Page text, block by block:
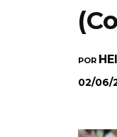
POR
02/06/